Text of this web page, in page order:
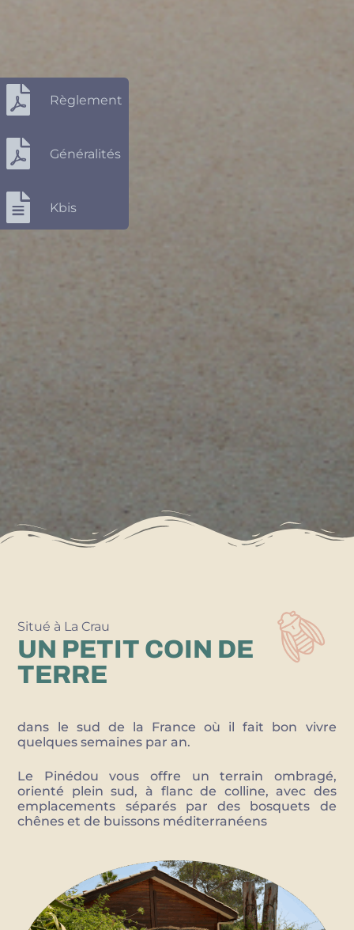
Règlement
Généralités
Kbis
Situé à La Crau
UN PETIT COIN DE
TERRE
dans le sud de la France où il fait bon vivre
quelques semaines par an.
Le Pinédou vous offre un terrain ombragé,
orienté plein sud, à flanc de colline, avec des
emplacements séparés par des bosquets de
chênes et de buissons méditerranéens